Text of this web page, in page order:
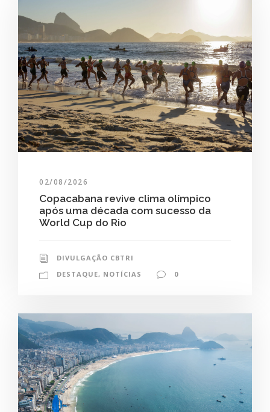
02/08/2026
Copacabana revive clima olímpico
após uma década com sucesso da
World Cup do Rio
DIVULGAÇÃO CBTRI
DESTAQUE, NOTÍCIAS 0